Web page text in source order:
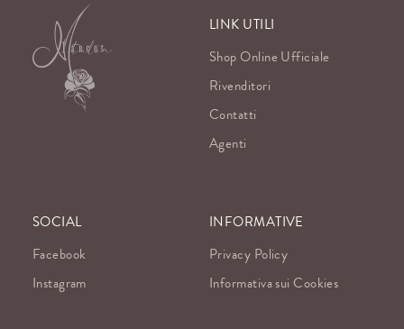
LINK UTILI
Shop Online Ufficiale
Rivenditori
Contatti
Agenti
SOCIAL
Facebook
Instagram
INFORMATIVE
Privacy Policy
Informativa sui Cookies